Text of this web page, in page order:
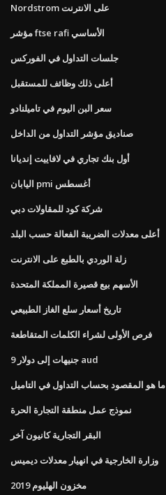
Nordstrom على الانترنت
مؤشر ftse rafi الأساسي
جلسات التداول في الفوركس
أعلى ذلك وظائف للمستقبل
سعر البن اليوم في تاميلنادو
صناديق مؤشر التداول من الداخل
أول بنك تجاري في لافاييت إنديانا
اليابان pmi أغسطس
شركة كود للمقاولات دبي
أعلى معدلات الضريبة الفعالة حسب البلد
زلة الوردي بالطبع على الانترنت
الأسهم بيع قصيرة المملكة المتحدة
تاريخ أسعار سلع الغاز الطبيعي
فرص الأولى لشراء الكلمات المتقاطعة
9 جنيهات إلى دولار aud
ما هو المقصود بحساب التداول في التاميل
نموذج عمل منطقة التجارة الحرة
البقر التجارية كانيون آخر
وزارة الخارجية في انهيار معدلات ديميس
مخزون الهليوم 2019